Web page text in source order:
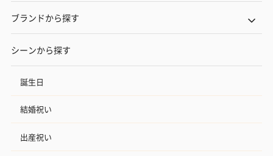
ブランドから探す
シーンから探す
誕生日
結婚祝い
出産祝い